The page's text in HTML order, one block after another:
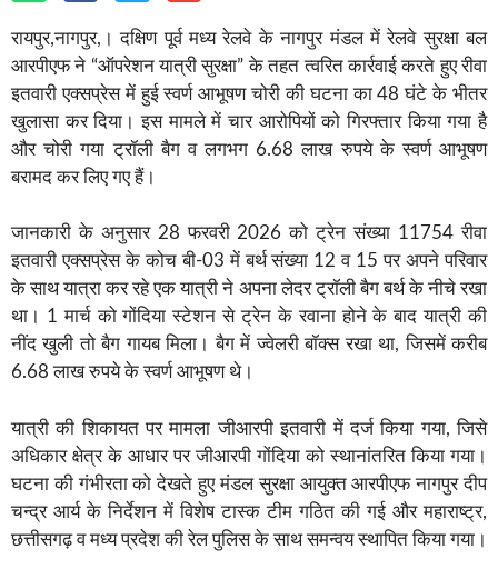
रायपुर,नागपुर,। दक्षिण पूर्व मध्य रेलवे के नागपुर मंडल में रेलवे सुरक्षा बल
आरपीएफ ने “ऑपरेशन यात्री सुरक्षा” के तहत त्वरित कार्रवाई करते हुए रीवा
इतवारी एक्सप्रेस में हुई स्वर्ण आभूषण चोरी की घटना का 48 घंटे के भीतर
खुलासा कर दिया। इस मामले में चार आरोपियों को गिरफ्तार किया गया है
और चोरी गया ट्रॉली बैग व लगभग 6.68 लाख रुपये के स्वर्ण आभूषण
बरामद कर लिए गए हैं।
जानकारी के अनुसार 28 फरवरी 2026 को ट्रेन संख्या 11754 रीवा
इतवारी एक्सप्रेस के कोच बी-03 में बर्थ संख्या 12 व 15 पर अपने परिवार
के साथ यात्रा कर रहे एक यात्री ने अपना लेदर ट्रॉली बैग बर्थ के नीचे रखा
था। 1 मार्च को गोंदिया स्टेशन से ट्रेन के रवाना होने के बाद यात्री की
नींद खुली तो बैग गायब मिला। बैग में ज्वेलरी बॉक्स रखा था, जिसमें करीब
6.68 लाख रुपये के स्वर्ण आभूषण थे।
यात्री की शिकायत पर मामला जीआरपी इतवारी में दर्ज किया गया, जिसे
अधिकार क्षेत्र के आधार पर जीआरपी गोंदिया को स्थानांतरित किया गया।
घटना की गंभीरता को देखते हुए मंडल सुरक्षा आयुक्त आरपीएफ नागपुर दीप
चन्द्र आर्य के निर्देशन में विशेष टास्क टीम गठित की गई और महाराष्ट्र,
छत्तीसगढ़ व मध्य प्रदेश की रेल पुलिस के साथ समन्वय स्थापित किया गया।